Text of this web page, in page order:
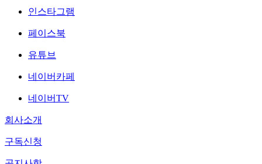
인스타그램
페이스북
유튜브
네이버카페
네이버TV
회사소개
구독신청